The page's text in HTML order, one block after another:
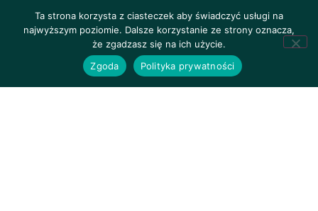
Ta strona korzysta z ciasteczek aby świadczyć usługi na
najwyższym poziomie. Dalsze korzystanie ze strony oznacza,
że zgadzasz się na ich użycie.
Zgoda
Polityka prywatności